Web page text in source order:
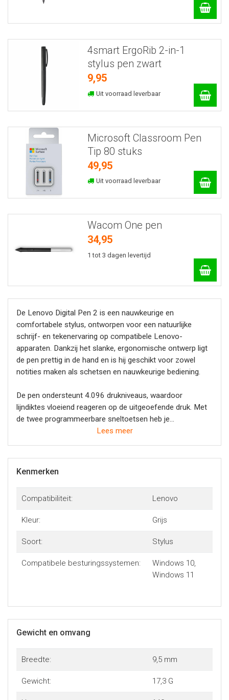
4smart ErgoRib 2-in-1
stylus pen zwart
9,95
Uit voorraad leverbaar
Microsoft Classroom Pen
Tip 80 stuks
49,95
Uit voorraad leverbaar
Wacom One pen
34,95
1 tot 3 dagen levertijd
De Lenovo Digital Pen 2 is een nauwkeurige en
comfortabele stylus, ontworpen voor een natuurlijke
schrijf- en tekenervaring op compatibele Lenovo-
apparaten. Dankzij het slanke, ergonomische ontwerp ligt
de pen prettig in de hand en is hij geschikt voor zowel
notities maken als schetsen en nauwkeurige bediening.
De pen ondersteunt 4.096 drukniveaus, waardoor
lijndiktes vloeiend reageren op de uitgeoefende druk. Met
de twee programmeerbare sneltoetsen heb je
veelgebruikte functies binnen handbereik, wat het werken
Lees meer
Kenmerken
Compatibiliteit: Lenovo
Kleur: Grijs
Soort: Stylus
Compatibele besturingssystemen:
Windows 10,
Windows 11
Gewicht en omvang
Breedte: 9,5 mm
Gewicht: 17,3 G